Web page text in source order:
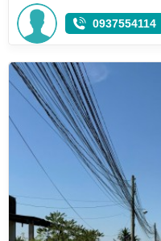
0937554114